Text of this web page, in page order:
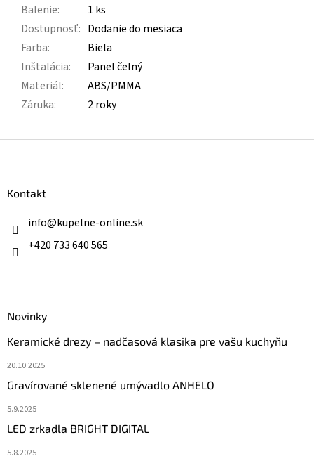
Balenie:
1 ks
Dostupnosť: Dodanie do mesiaca
Farba:
Biela
Inštalácia:
Panel čelný
Materiál:
ABS/PMMA
Záruka: 2 roky
Kontakt
info@kupelne-online.sk
+420 733 640 565
Novinky
Keramické drezy – nadčasová klasika pre vašu kuchyňu
20.10.2025
Gravírované sklenené umývadlo ANHELO
5.9.2025
LED zrkadla BRIGHT DIGITAL
5.8.2025